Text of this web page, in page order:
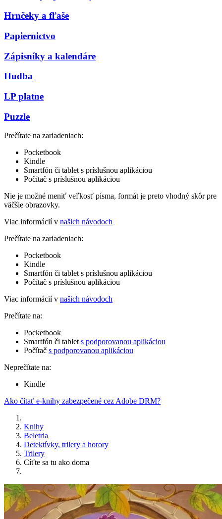
Hrnčeky a fľaše
Papiernictvo
Zápisníky a kalendáre
Hudba
LP platne
Puzzle
Prečítate na zariadeniach:
Pocketbook
Kindle
Smartfón či tablet s príslušnou aplikáciou
Počítač s príslušnou aplikáciou
Nie je možné meniť veľkosť písma, formát je preto vhodný skôr pre
väčšie obrazovky.
Viac informácií v našich návodoch
Prečítate na zariadeniach:
Pocketbook
Kindle
Smartfón či tablet s príslušnou aplikáciou
Počítač s príslušnou aplikáciou
Viac informácií v našich návodoch
Prečítate na:
Pocketbook
Smartfón či tablet s podporovanou aplikáciou
Počítač s podporovanou aplikáciou
Neprečítate na:
Kindle
Ako čítať e-knihy zabezpečené cez Adobe DRM?
Knihy
Beletria
Detektívky, trilery a horory
Trilery
Cíťte sa tu ako doma